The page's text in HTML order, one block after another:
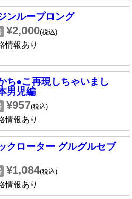
ンループロング
¥2,000(税込)
情報あり
ち●こ再現しちゃいまし
男児編
¥957(税込)
情報あり
クローター グルグルセブ
¥1,084(税込)
情報あり